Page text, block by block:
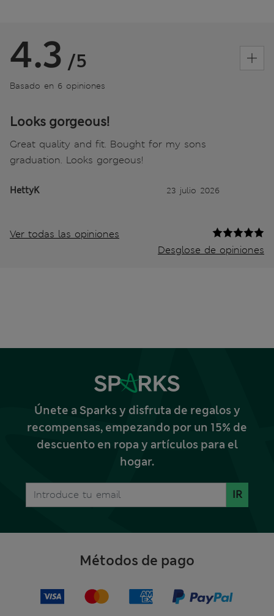
4.3 /5
Basado en 6 opiniones
Looks gorgeous!
Great quality and fit. Bought for my sons
graduation. Looks gorgeous!
HettyK 23 julio 2026
Ver todas las opiniones
Desglose de opiniones
Únete a Sparks y disfruta de regalos y
recompensas, empezando por un 15% de
descuento en ropa y artículos para el
hogar.
IR
Métodos de pago